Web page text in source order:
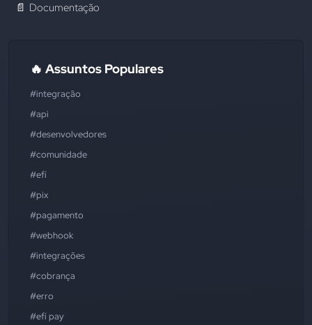
📄 Documentação
🔥 Assuntos Populares
#integração
#api
#desenvolvedores
#comunidade
#efí
#pix
#pagamento
#webhook
#integrações
#cobrança
#erro
#efí pay